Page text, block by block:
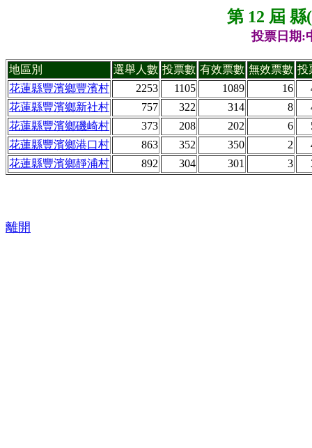
第 12 屆
投票日期:
地區別 選舉人數 投票數 有效票數 無效票數 投
花蓮縣豐濱鄉豐濱村
2253 1105 1089 16
花蓮縣豐濱鄉新社村
757 322 314 8
花蓮縣豐濱鄉磯崎村
373 208 202 6
花蓮縣豐濱鄉港口村
863 352 350 2
花蓮縣豐濱鄉靜浦村
892 304 301 3
離開